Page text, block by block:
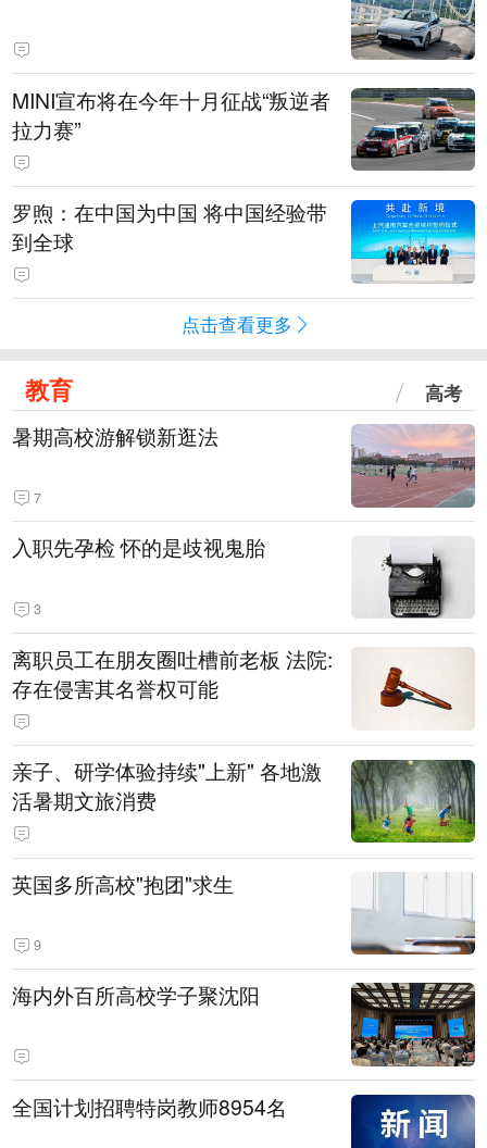
MINI宣布将在今年十月征战“叛逆者
拉力赛”
罗煦：在中国为中国 将中国经验带
到全球
点击查看更多
教育 高考
暑期高校游解锁新逛法
7
入职先孕检 怀的是歧视鬼胎
3
离职员工在朋友圈吐槽前老板 法院:
存在侵害其名誉权可能
亲子、研学体验持续"上新" 各地激
活暑期文旅消费
英国多所高校"抱团"求生
9
海内外百所高校学子聚沈阳
全国计划招聘特岗教师8954名